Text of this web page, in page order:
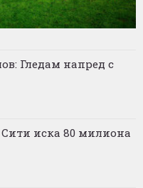
Гледам напред с
иска 80 милиона